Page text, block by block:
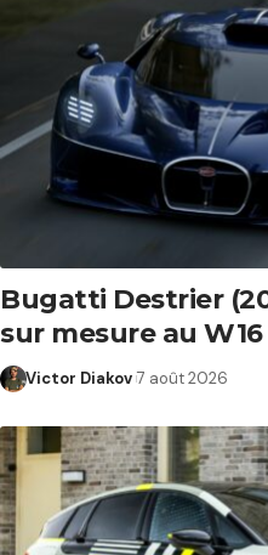
Bugatti Destrier
sur mesure au W16
Victor Diakov 7 août 2026